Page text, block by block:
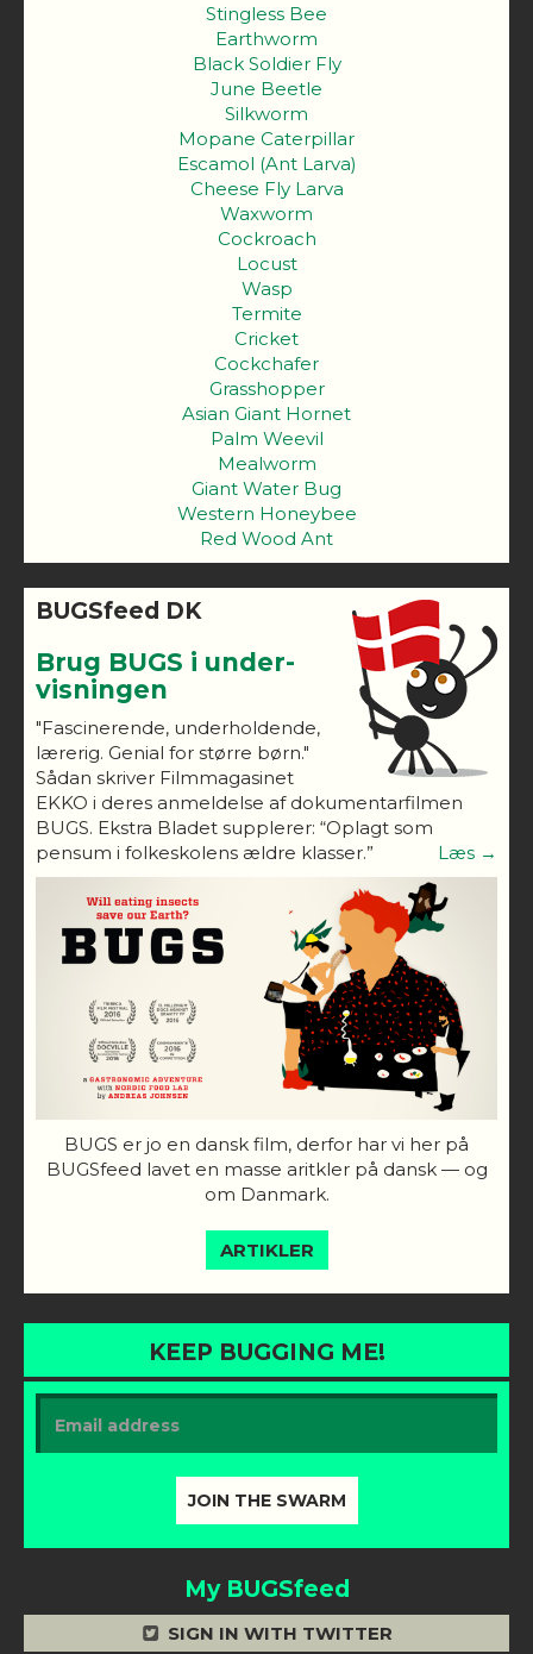
Stingless Bee
Earthworm
Black Soldier Fly
June Beetle
Silkworm
Mopane Caterpillar
Escamol (Ant Larva)
Cheese Fly Larva
Waxworm
Cockroach
Locust
Wasp
Termite
Cricket
Cockchafer
Grasshopper
Asian Giant Hornet
Palm Weevil
Mealworm
Giant Water Bug
Western Honeybee
Red Wood Ant
BUGSfeed DK
Brug BUGS i under-
visningen
"Fascinerende, underholdende,
lærerig. Genial for større børn."
Sådan skriver Filmmagasinet
EKKO i deres anmeldelse af dokumentarfilmen
BUGS. Ekstra Bladet supplerer: “Oplagt som
pensum i folkeskolens ældre klasser.”
Læs →
BUGS er jo en dansk film, derfor har vi her på
BUGSfeed lavet en masse aritkler på dansk — og
om Danmark.
ARTIKLER
KEEP BUGGING ME!
My BUGSfeed
SIGN IN WITH TWITTER